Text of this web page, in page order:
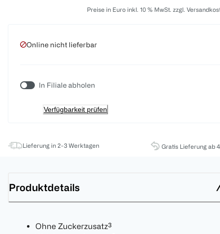
Preise in Euro inkl. 10 % MwSt. zzgl.
Online nicht lieferbar
In Filiale abholen
Verfügbarkeit prüfen
Lieferung in 2-3 Werktagen Gratis Lieferung ab
Produktdetails
Ohne Zuckerzusatz³